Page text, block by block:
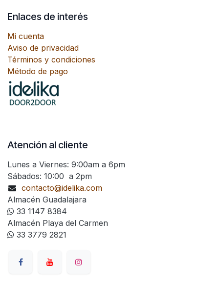
Enlaces de interés
Mi cuenta
Aviso de privacidad
Términos y condiciones
Método de pago
Atención al cliente
Lunes a Viernes: 9:00am a 6pm
Sábados: 10:00 a 2pm
contacto@idelika.com
Almacén Guadalajara
33 1147 8384
Almacén Playa del Carmen
33 3779 2821